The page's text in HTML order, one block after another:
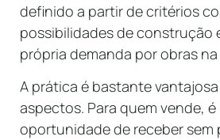
definido a partir de critérios
possibilidades de construção
própria demanda por obras
A prática é bastante
aspectos. Para quem vende, é
oportunidade de receber sem